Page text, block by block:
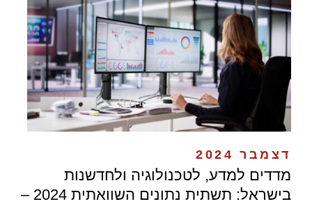
דצמבר 2024
מדדים למדע, לטכנולוגיה ולחדשנות
בישראל: תשתית נתונים השוואתית 2024 –